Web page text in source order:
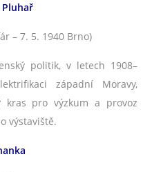
Pluhař
– 7. 5. 1940 Brno)
politik, v letech 1908–
západní Moravy,
kras pro výzkum a provoz
výstaviště.